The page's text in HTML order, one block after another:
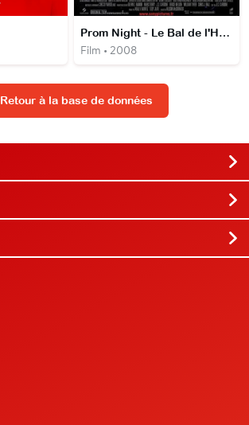
Prom Night - Le Bal de l'Horreur
Film • 2008
Retour à la base de données